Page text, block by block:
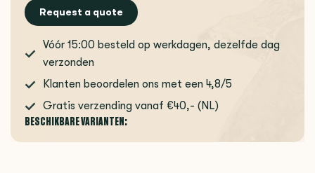
Request a quote
Vóór 15:00 besteld op werkdagen, dezelfde dag
verzonden
Klanten beoordelen ons met een 4,8/5
Gratis verzending vanaf €40,- (NL)
BESCHIKBARE VARIANTEN: